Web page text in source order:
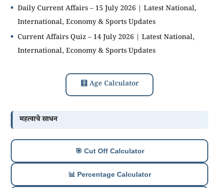
Daily Current Affairs – 15 July 2026 | Latest National,
International, Economy & Sports Updates
Current Affairs Quiz – 14 July 2026 | Latest National,
International, Economy & Sports Updates
🧮 Age Calculator
महत्वाचे साधन
🎯 Cut Off Calculator
📊 Percentage Calculator